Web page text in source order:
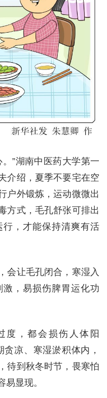
”湖南中医药大学第一
介绍，夏季不要宅在空
户外锻炼，运动微微出
方式，毛孔舒张可排出
，才能保持清爽有活
会让毛孔闭合，寒湿入
，易损伤脾胃运化功
度，都会损伤人体阳
凉、寒湿淤积体内，
待到秋冬时节，畏寒怕
显现。